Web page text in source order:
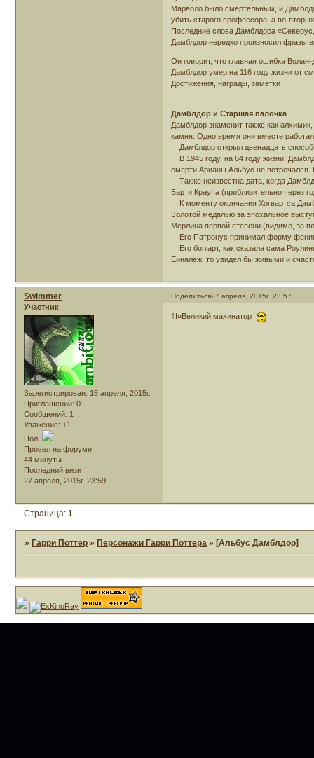
Марволо было смертельным, и
убить старого профессора, а во-
Последние слова Дамблдора
Дамблдор нередко произносил фразы
Он говорит, что главная ошибка
Дамблдор умер на 116 году жизни от
Достижения, награды, заметки
Дамблдор и Старшая палочка
Дамблдор знаменит также как
камня. Одно время они вместе
Дамблдор открыл двенадцать
В 1945 году, на 64 году жизни,
смерти Арианы Альбус не встречался.
Также неизвестна дата, когда
Барти Крауча (приблизительно через
К моменту окончания Хогвартса
Золотой медалью за эпохальное
Мерлина первой степени (видимо, за
Его Патронус принимал форму
Его боггарт, как сказала сама
Еиналеж, то увидел бы живыми и
Поделиться27 апреля, 2015г. 23:57
Swimmer
Участник
Зарегистрирован: 15 апреля, 2015г.
Приглашений: 0
Сообщений: 1
Уважение: +1
Пол:
Провел на форуме:
44 минуты
Последний визит:
27 апреля, 2015г. 23:59
†f¤Великий махинатор
Страница:1
»Гарри Поттер »Персонажи Гарри Поттера »[Альбус Дамблдор]